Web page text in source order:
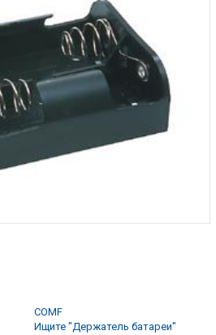
COMF
Ищите "Держатель батареи"